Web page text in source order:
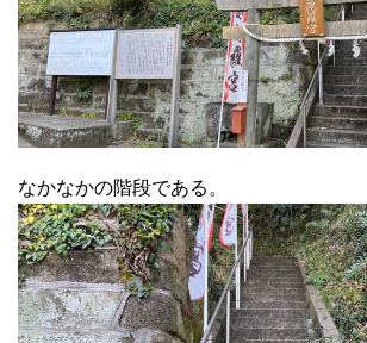
なかなかの階段である。